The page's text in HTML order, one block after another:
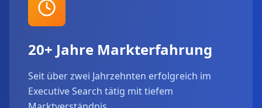
20+ Jahre Markterfahrung
Seit über zwei Jahrzehnten erfolgreich im
Executive Search tätig mit tiefem